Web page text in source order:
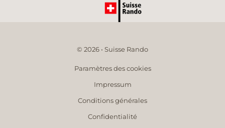
© 2026 • Suisse Rando
Paramètres des cookies
Impressum
Conditions générales
Confidentialité